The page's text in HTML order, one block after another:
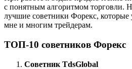
с понятным алгоритмом торговли.
лучшие советники Форекс, которые
мне и многим трейдерам.
ТОП-10 советников Форекс
Советник TdsGlobal